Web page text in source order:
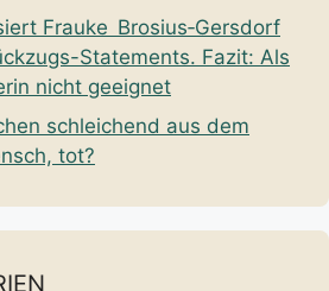
Frauke Brosius‑Gersdorf
Statements. Fazit: Als
nicht geeignet
schleichend aus dem
tot?